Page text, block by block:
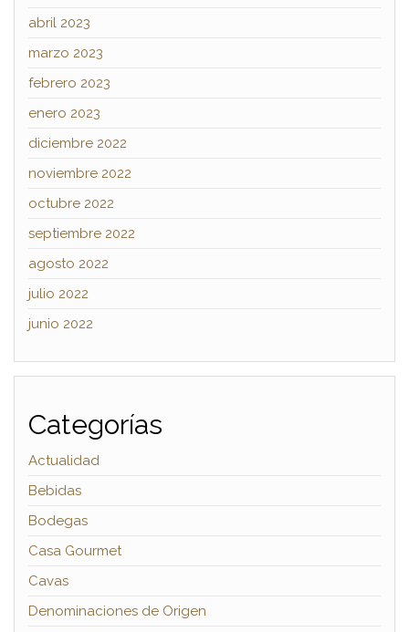
abril 2023
marzo 2023
febrero 2023
enero 2023
diciembre 2022
noviembre 2022
octubre 2022
septiembre 2022
agosto 2022
julio 2022
junio 2022
Categorías
Actualidad
Bebidas
Bodegas
Casa Gourmet
Cavas
Denominaciones de Origen